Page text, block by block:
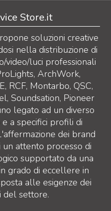
Store.it
soluzioni creative
nella distribuzione di
video/luci professionali
ArchWork,
RCF, Montarbo, QSC,
Soundsation, Pioneer
legato ad un diverso
a specifici profili di
dei brand
attento processo di
supportato da una
grado di eccellere in
alle esigenze dei
del settore.